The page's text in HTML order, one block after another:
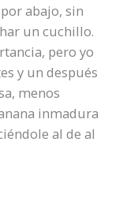
abajo, sin
un cuchillo.
pero yo
y un después
menos
inmadura
al de al